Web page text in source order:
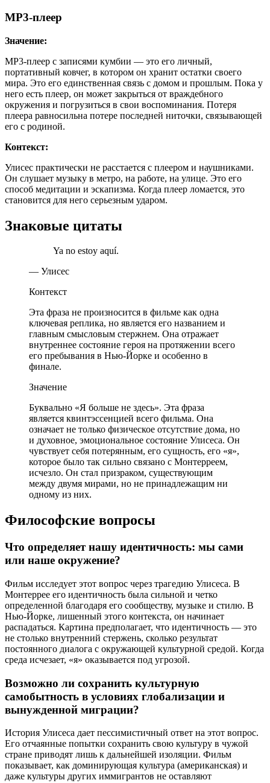
MP3-плеер
Значение:
MP3-плеер с записями кумбии — это его личный,
портативный ковчег, в котором он хранит остатки своего
мира. Это его единственная связь с домом и прошлым. Пока у
него есть плеер, он может закрыться от враждебного
окружения и погрузиться в свои воспоминания. Потеря
плеера равносильна потере последней ниточки, связывающей
его с родиной.
Контекст:
Улисес практически не расстается с плеером и наушниками.
Он слушает музыку в метро, на работе, на улице. Это его
способ медитации и эскапизма. Когда плеер ломается, это
становится для него серьезным ударом.
Знаковые цитаты
Ya no estoy aquí.
— Улисес
Контекст
Эта фраза не произносится в фильме как одна
ключевая реплика, но является его названием и
главным смысловым стержнем. Она отражает
внутреннее состояние героя на протяжении всего
его пребывания в Нью-Йорке и особенно в
финале.
Значение
Буквально «Я больше не здесь». Эта фраза
является квинтэссенцией всего фильма. Она
означает не только физическое отсутствие дома, но
и духовное, эмоциональное состояние Улисеса. Он
чувствует себя потерянным, его сущность, его «я»,
которое было так сильно связано с Монтерреем,
исчезло. Он стал призраком, существующим
между двумя мирами, но не принадлежащим ни
одному из них.
Философские вопросы
Что определяет нашу идентичность: мы сами
или наше окружение?
Фильм исследует этот вопрос через трагедию Улисеса. В
Монтеррее его идентичность была сильной и четко
определенной благодаря его сообществу, музыке и стилю. В
Нью-Йорке, лишенный этого контекста, он начинает
распадаться. Картина предполагает, что идентичность — это
не столько внутренний стержень, сколько результат
постоянного диалога с окружающей культурной средой. Когда
среда исчезает, «я» оказывается под угрозой.
Возможно ли сохранить культурную
самобытность в условиях глобализации и
вынужденной миграции?
История Улисеса дает пессимистичный ответ на этот вопрос.
Его отчаянные попытки сохранить свою культуру в чужой
стране приводят лишь к дальнейшей изоляции. Фильм
показывает, как доминирующая культура (американская) и
даже культуры других иммигрантов не оставляют